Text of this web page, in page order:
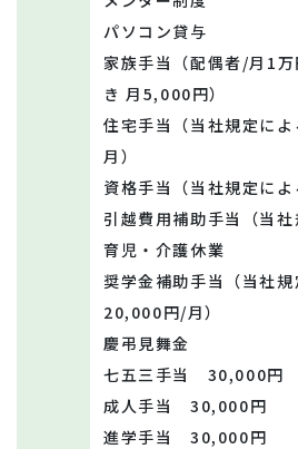
パソコン貸与
家族手当（配偶者/月1
き 月5,000円）
住宅手当（当社規定に
月）
資格手当（当社規定に
引越費用補助手当（当社
育児・介護休業
奨学金補助手当（当社
20,000円/月）
慶弔見舞金
七五三手当 30,000円
成人手当 30,000円
進学手当 30,000円